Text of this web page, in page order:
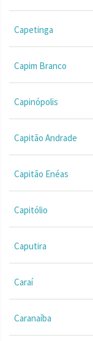
Capetinga
Capim Branco
Capinópolis
Capitão Andrade
Capitão Enéas
Capitólio
Caputira
Caraí
Caranaíba